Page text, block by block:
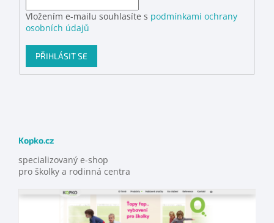
Vložením e-mailu souhlasíte s podmínkami ochrany
osobních údajů
PŘIHLÁSIT SE
Kopko.cz
specializovaný e-shop
pro školky a rodinná centra